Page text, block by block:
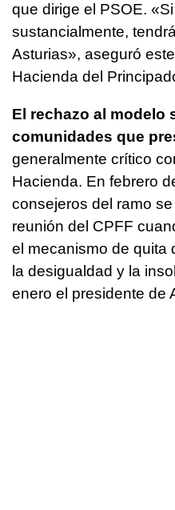
que dirige el PSOE.
sustancialmente,
Asturias», aseguró
Hacienda del
El rechazo al modelo
comunidades que
generalmente crítico
Hacienda. En febrero
consejeros del ramo
reunión del CPFF
el mecanismo de quita
la desigualdad y la
enero el presidente de